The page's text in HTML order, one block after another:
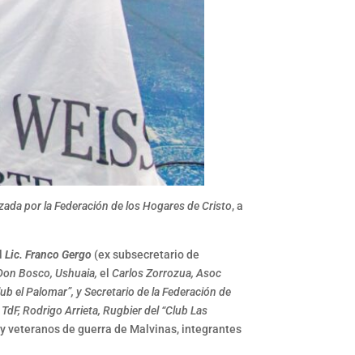
por la Federación de los Hogares de Cristo, a
Lic. Franco Gergo (ex subsecretario de
Bosco, Ushuaia, elCarlos Zorrozua, Asoc
el Palomar”, y Secretario de la Federación de
Rodrigo Arrieta, Rugbier del “Club Las
veteranos de guerra de Malvinas, integrantes